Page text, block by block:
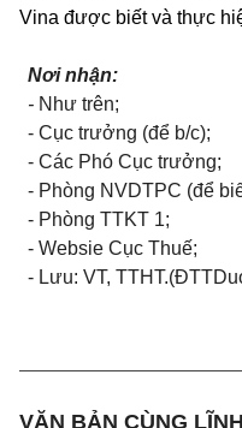
Vina được biết và thực
Nơi nhận:
- Như trên;
- Cục trưởng (để b/c);
- Các Phó Cục trưởng;
- Phòng NVDTPC (để
- Phòng TTKT 1;
- Websie Cục Thuế;
- Lưu: VT, TTHT.
VĂN BẢN CÙNG